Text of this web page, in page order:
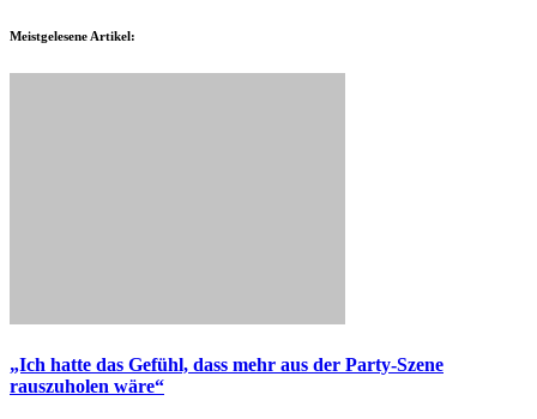
Meistgelesene Artikel:
„Ich hatte das Gefühl, dass mehr aus der Party-Szene
rauszuholen wäre“